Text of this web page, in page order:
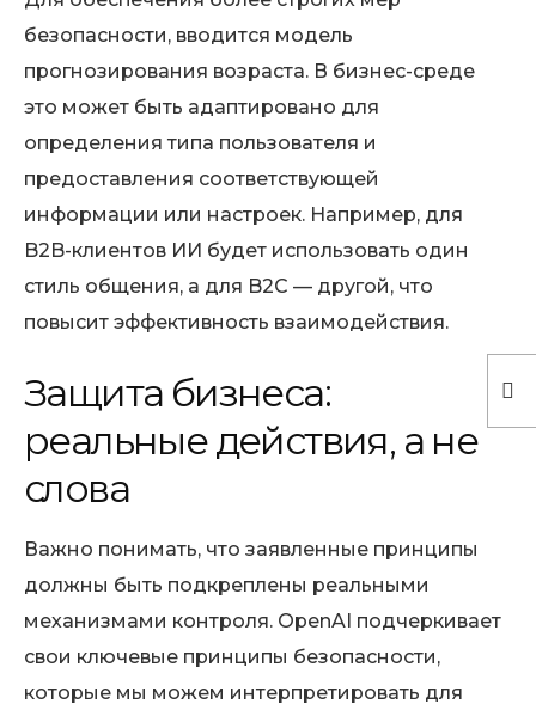
безопасности, вводится модель
прогнозирования возраста. В бизнес-среде
это может быть адаптировано для
определения типа пользователя и
предоставления соответствующей
информации или настроек. Например, для
B2B-клиентов ИИ будет использовать один
стиль общения, а для B2C — другой, что
повысит эффективность взаимодействия.
Защита бизнеса:
реальные действия, а не
слова
Важно понимать, что заявленные принципы
должны быть подкреплены реальными
механизмами контроля. OpenAI подчеркивает
свои ключевые принципы безопасности,
которые мы можем интерпретировать для